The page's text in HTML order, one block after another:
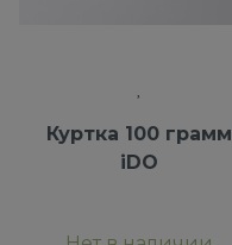
Куртка 100 грамм
iDO